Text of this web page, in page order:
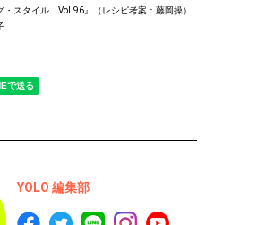
・スタイル Vol.96』（レシピ考案：藤岡操）
YOLO 編集部